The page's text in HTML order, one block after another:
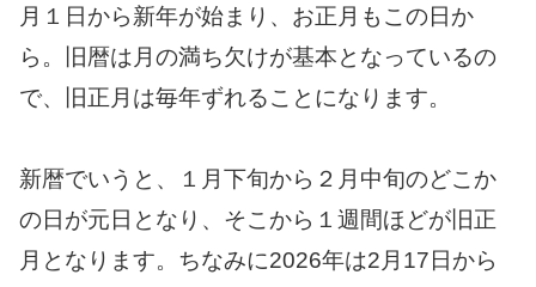
月１日から新年が始まり、お正月もこの日か
ら。旧暦は月の満ち欠けが基本となっているの
で、旧正月は毎年ずれることになります。
新暦でいうと、１月下旬から２月中旬のどこか
の日が元日となり、そこから１週間ほどが旧正
月となります。ちなみに2026年は2月17日から